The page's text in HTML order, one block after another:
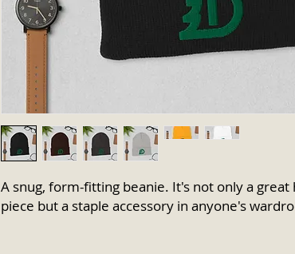
A snug, form-fitting beanie. It's not only a great